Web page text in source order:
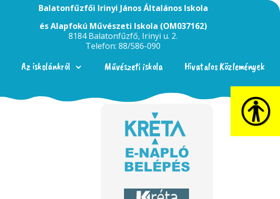
Balatonfűzfői Irinyi János Általános Iskola
és Alapfokú Művészeti Iskola (OM037162)
8184 Balatonfűzfő, Irinyi u. 2.
Telefon: 88/586-090
Az iskolánkról Művészeti iskola Hivatalos Közlemények